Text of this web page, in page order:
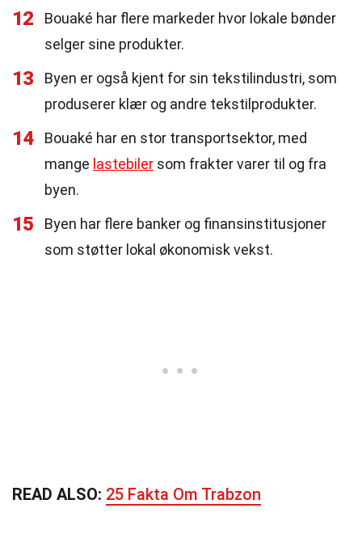
12
Bouaké har flere markeder hvor lokale bønder
selger sine produkter.
13
Byen er også kjent for sin tekstilindustri, som
produserer klær og andre tekstilprodukter.
14
Bouaké har en stor transportsektor, med
mange lastebiler som frakter varer til og fra
byen.
15
Byen har flere banker og finansinstitusjoner
som støtter lokal økonomisk vekst.
READ ALSO: 25 Fakta Om Trabzon